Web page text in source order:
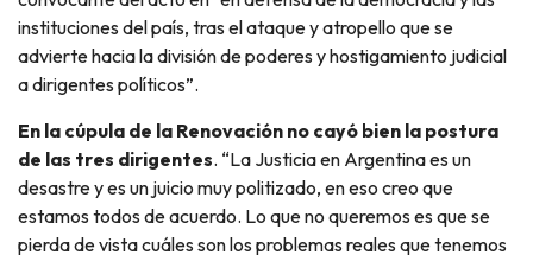
instituciones del país, tras el ataque y atropello que se
advierte hacia la división de poderes y hostigamiento judicial
a dirigentes políticos”.
En la cúpula de la Renovación no cayó bien la postura
de las tres dirigentes. “La Justicia en Argentina es un
desastre y es un juicio muy politizado, en eso creo que
estamos todos de acuerdo. Lo que no queremos es que se
pierda de vista cuáles son los problemas reales que tenemos